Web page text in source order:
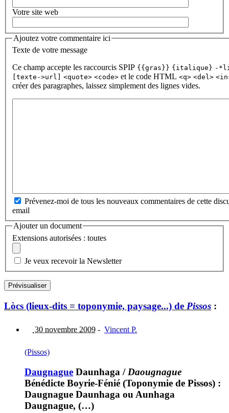
Votre site web
Ajoutez votre commentaire ici
Texte de votre message
Ce champ accepte les raccourcis SPIP {{gras}} {italique} -
[texte->url]
<quote> <code> et le code HTML <q> <del>
créer des paragraphes, laissez simplement des lignes vides.
Prévenez-moi de tous les nouveaux commentaires de cette
email
Ajouter un document
Extensions autorisées : toutes
Je veux recevoir la Newsletter
Lòcs (lieux-dits = toponymie, paysage...) de Pissos :
30 novembre 2009 - Vincent P.
(Pissos)
Daugnague Daunhaga / Daougnague
Bénédicte Boyrie-Fénié (Toponymie de Pissos) :
Daugnague Daunhaga ou Aunhaga
Daugnague, (…)